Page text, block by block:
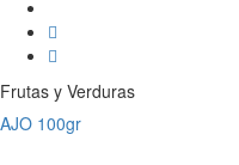
Frutas y Verduras
AJO 100gr